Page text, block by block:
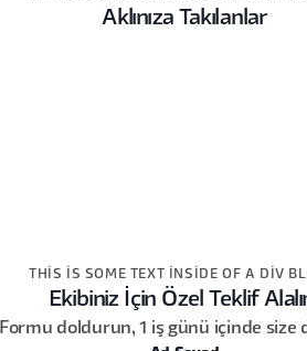
Aklınıza Takılanlar
THIS IS SOME TEXT INSIDE OF A DIV
Ekibiniz İçin Özel Teklif
Formu doldurun, 1 iş günü içinde size